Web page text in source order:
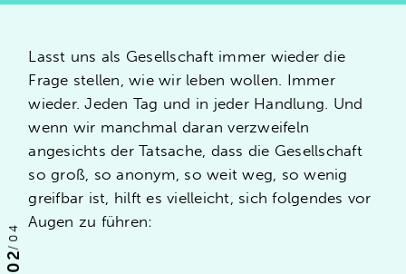
02
/
04
Lasst uns als Gesellschaft immer wieder die
Frage stellen, wie wir leben wollen. Immer
wieder. Jeden Tag und in jeder Handlung. Und
wenn wir manchmal daran verzweifeln
angesichts der Tatsache, dass die Gesellschaft
so groß, so anonym, so weit weg, so wenig
greifbar ist, hilft es vielleicht, sich folgendes vor
Augen zu führen: